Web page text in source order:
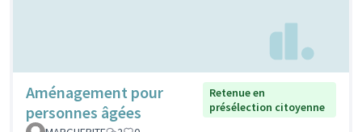
Aménagement pour
personnes âgées
Retenue en
présélection citoyenne